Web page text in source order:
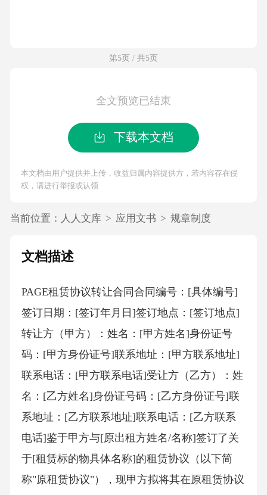
第5页 / 共5页
全文预览已结束
下载本文档
本文档由用户提供并上传，收益归属内容提供方，若内容存在侵
权，请进行举报或认领
当前位置： 人人文库 > 应用文书 > 规章制度
文档描述
PAGE租赁协议转让合同 合同编号：[具体编号]
签订日期：[签订年月日]签订地点：[签订地点]
转让方（甲方）：姓名：[甲方姓名]身份证号
码：[甲方身份证号]联系地址：[甲方联系地址]
联系电话：[甲方联系电话]受让方（乙方）：姓
名：[乙方姓名]身份证号码：[乙方身份证号]联
系地址：[乙方联系地址]联系电话：[乙方联系
电话]鉴于甲方与[原出租方姓名/名称]签订了关
于[租赁标的物具体名称]的租赁协议（以下简
称"原租赁协议"），现甲方拟将其在原租赁协议